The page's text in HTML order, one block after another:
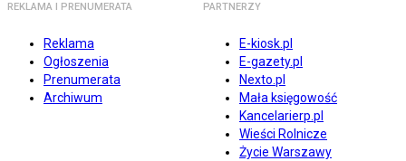
REKLAMA I PRENUMERATA
Reklama
Ogłoszenia
Prenumerata
Archiwum
PARTNERZY
E-kiosk.pl
E-gazety.pl
Nexto.pl
Mała księgowość
Kancelarierp.pl
Wieści Rolnicze
Życie Warszawy